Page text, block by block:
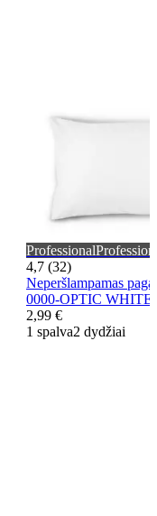
Professional
4,7 (32)
Neperšlampamas
0000-OPTIC WHITE
2,99 €
1 spalva2 dydžiai